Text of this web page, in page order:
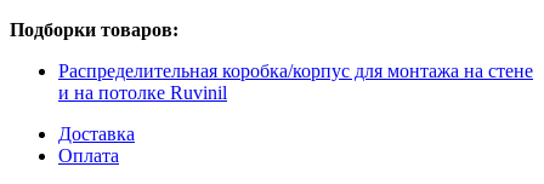
Подборки товаров:
Распределительная коробка/корпус для монтажа на стене
и на потолке Ruvinil
Доставка
Оплата